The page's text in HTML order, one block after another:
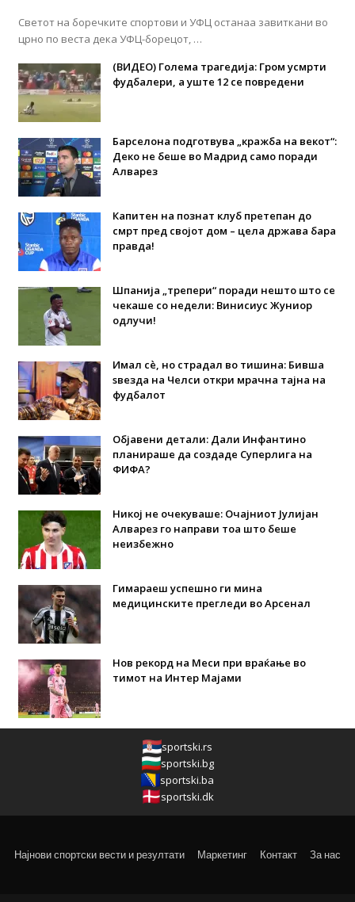
Светот на боречките спортови и УФЦ останаа завиткани во
црно по веста дека УФЦ-борецот, …
(ВИДЕО) Голема трагедија: Гром усмрти
фудбалери, а уште 12 се повредени
Барселона подготвува „кражба на векот“:
Деко не беше во Мадрид само поради
Алварез
Капитен на познат клуб претепан до
смрт пред својот дом – цела држава бара
правда!
Шпанија „трепери“ поради нешто што се
чекаше со недели: Винисиус Жуниор
одлучи!
Имал сè, но страдал во тишина: Бивша
ѕвезда на Челси откри мрачна тајна на
фудбалот
Објавени детали: Дали Инфантино
планираше да создаде Суперлига на
ФИФА?
Никој не очекуваше: Очајниот Јулијан
Алварез го направи тоа што беше
неизбежно
Гимараеш успешно ги мина
медицинските прегледи во Арсенал
Нов рекорд на Меси при враќање во
тимот на Интер Мајами
sportski.rs
sportski.bg
sportski.ba
sportski.dk
Најнови спортски вести и резултати Маркетинг Контакт За нас